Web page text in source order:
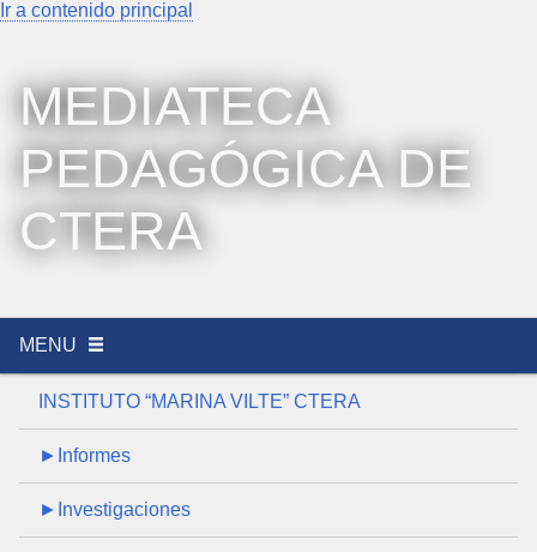
Ir a contenido principal
MEDIATECA
PEDAGÓGICA DE
CTERA
MENU
INSTITUTO “MARINA VILTE” CTERA
►Informes
►Investigaciones